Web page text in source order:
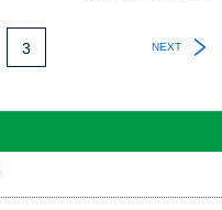
NEXT
3